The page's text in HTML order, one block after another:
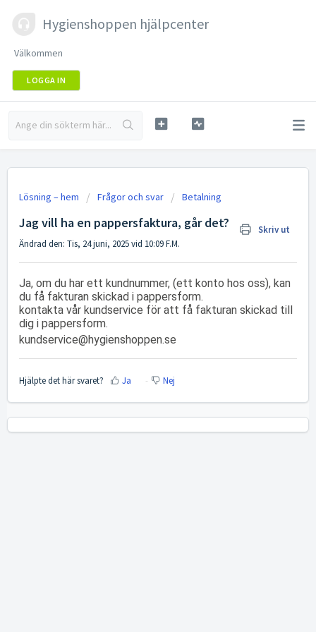
Hygienshoppen hjälpcenter
Välkommen
LOGGA IN
Lösning – hem Frågor och svar Betalning
Jag vill ha en pappersfaktura, går det?
Skriv ut
Ändrad den: Tis, 24 juni, 2025 vid 10:09 F.M.
Ja, om du har ett kundnummer, (ett konto hos oss), kan
du få fakturan skickad i pappersform.
kontakta vår kundservice för att få fakturan skickad till
dig i pappersform.
kundservice@hygienshoppen.se
Hjälpte det här svaret? Ja Nej